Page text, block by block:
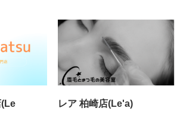
レア 柏崎店(Le'a)